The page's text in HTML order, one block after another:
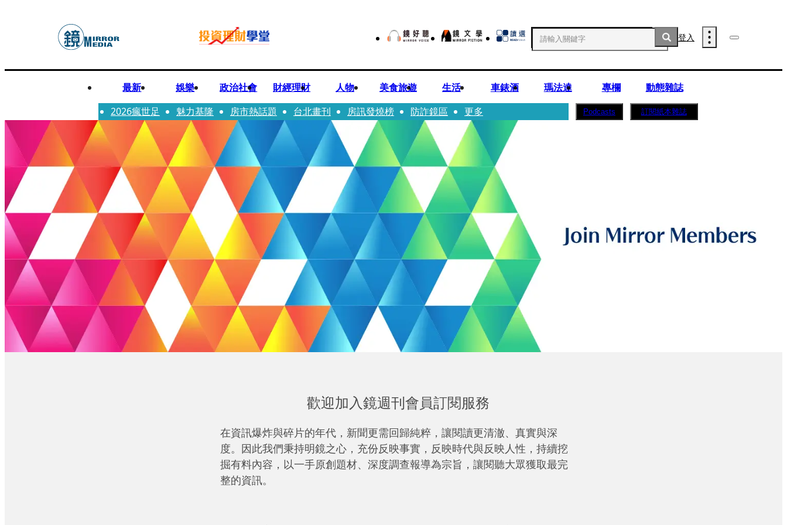
登入
最新 娛樂 政治社會 財經理財 人物 美食旅遊 生活 車錶酒 瑪法達 專欄
動態雜誌
2026瘋世足
魅力基隆 房市熱話題 台北畫刊 房訊發燒榜 防詐鏡區 更多 Podcasts 訂閱紙本雜誌
歡迎加入鏡週刊會員訂閱服務
在資訊爆炸與碎片的年代，新聞更需回歸純粹，讓閱讀更清澈、真實與深
度。因此我們秉持明鏡之心，充份反映事實，反映時代與反映人性，持續挖
掘有料內容，以一手原創題材、深度調查報導為宗旨，讓閱聽大眾獲取最完
整的資訊。